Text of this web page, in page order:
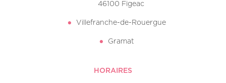
46100 Figeac
Villefranche-de-Rouergue
Gramat
HORAIRES